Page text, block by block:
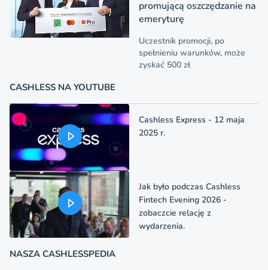
promującą oszczędzanie na
emeryturę
Uczestnik promocji, po
spełnieniu warunków, może
zyskać 500 zł
CASHLESS NA YOUTUBE
Cashless Express - 12 maja
2025 r.
Jak było podczas Cashless
Fintech Evening 2026 -
zobaczcie relację z
wydarzenia.
NASZA CASHLESSPEDIA